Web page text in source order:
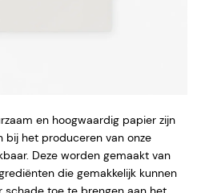
en hoogwaardig papier zijn
bij het produceren van onze
Deze worden gemaakt van
die gemakkelijk kunnen